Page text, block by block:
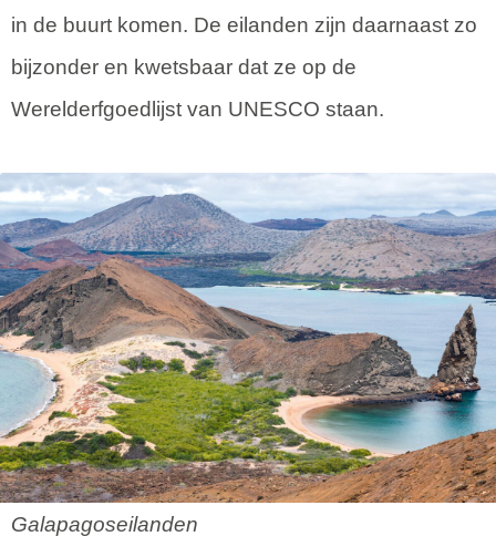
in de buurt komen. De eilanden zijn daarnaast zo
bijzonder en kwetsbaar dat ze op de
Werelderfgoedlijst van UNESCO staan.
Galapagoseilanden